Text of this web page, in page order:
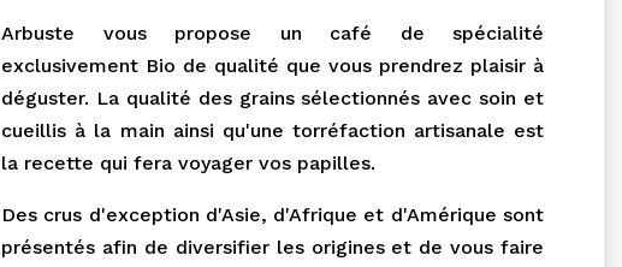
Arbuste vous propose un café de spécialité
exclusivement Bio de qualité que vous prendrez plaisir à
déguster. La qualité des grains sélectionnés avec soin et
cueillis à la main ainsi qu'une torréfaction artisanale est
la recette qui fera voyager vos papilles.
Des crus d'exception d'Asie, d'Afrique et d'Amérique sont
présentés afin de diversifier les origines et de vous faire